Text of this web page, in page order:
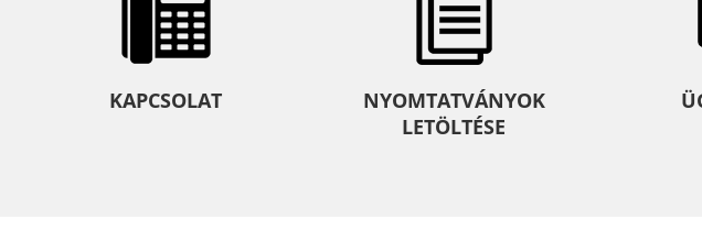
KAPCSOLAT
NYOMTATVÁNYOK
LETÖLTÉSE